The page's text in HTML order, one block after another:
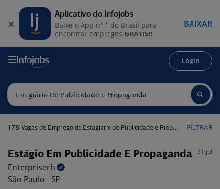
Login
178 Vagas de Emprego de Estagiário de Publicidade e Propaganda FILTRAR
Estágio Em Publicidade E Propaganda 31 jul
Enterpriserh
São Paulo - SP
Aplicativo do Infojobs
Baixe o App nº 1 do Brasil para
encontrar empregos GRÁTIS!!
BAIXAR